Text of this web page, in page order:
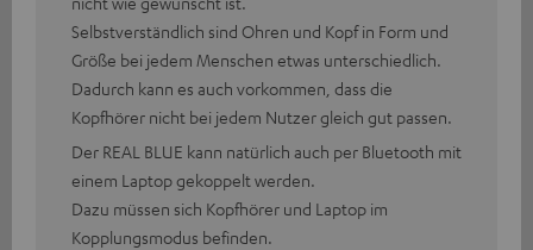
Selbstverständlich sind Ohren und Kopf in Form und
Größe bei jedem Menschen etwas unterschiedlich.
Dadurch kann es auch vorkommen, dass die
Kopfhörer nicht bei jedem Nutzer gleich gut passen.
Der REAL BLUE kann natürlich auch per Bluetooth mit
einem Laptop gekoppelt werden.
Dazu müssen sich Kopfhörer und Laptop im
Kopplungsmodus befinden.